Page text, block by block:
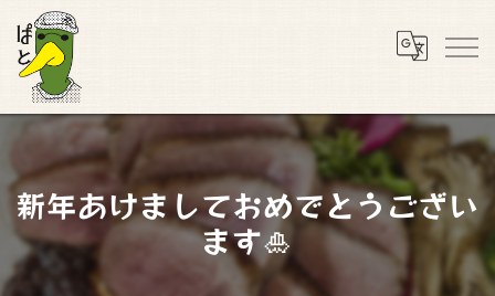
新年あけましておめでとうござい
ます🎍